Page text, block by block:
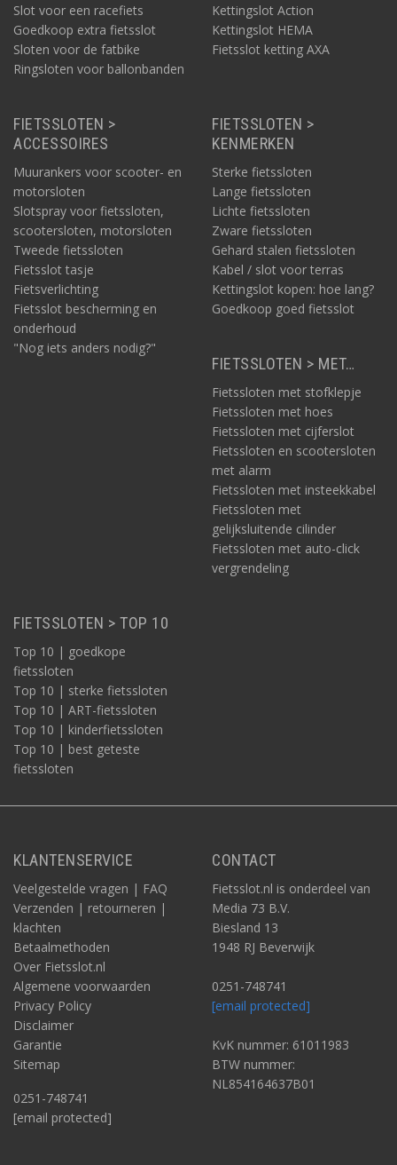
Slot voor een racefiets
Goedkoop extra fietsslot
Sloten voor de fatbike
Ringsloten voor ballonbanden
Kettingslot Action
Kettingslot HEMA
Fietsslot ketting AXA
FIETSSLOTEN >
ACCESSOIRES
Muurankers voor scooter- en
motorsloten
Slotspray voor fietssloten,
scootersloten, motorsloten
Tweede fietssloten
Fietsslot tasje
Fietsverlichting
Fietsslot bescherming en
onderhoud
"Nog iets anders nodig?"
FIETSSLOTEN >
KENMERKEN
Sterke fietssloten
Lange fietssloten
Lichte fietssloten
Zware fietssloten
Gehard stalen fietssloten
Kabel / slot voor terras
Kettingslot kopen: hoe lang?
Goedkoop goed fietsslot
FIETSSLOTEN > MET…
Fietssloten met stofklepje
Fietssloten met hoes
Fietssloten met cijferslot
Fietssloten en scootersloten
met alarm
Fietssloten met insteekkabel
Fietssloten met
gelijksluitende cilinder
Fietssloten met auto-click
vergrendeling
FIETSSLOTEN > TOP 10
Top 10 | goedkope
fietssloten
Top 10 | sterke fietssloten
Top 10 | ART-fietssloten
Top 10 | kinderfietssloten
Top 10 | best geteste
fietssloten
KLANTENSERVICE
Veelgestelde vragen | FAQ
Verzenden | retourneren |
klachten
Betaalmethoden
Over Fietsslot.nl
Algemene voorwaarden
Privacy Policy
Disclaimer
Garantie
Sitemap
0251-748741
[email protected]
CONTACT
Fietsslot.nl is onderdeel van
Media 73 B.V.
Biesland 13
1948 RJ Beverwijk
0251-748741
[email protected]
KvK nummer: 61011983
BTW nummer:
NL854164637B01